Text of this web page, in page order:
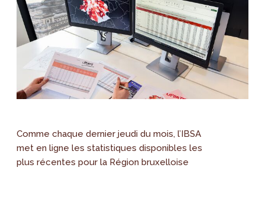
Comme chaque dernier jeudi du mois, l’IBSA
met en ligne les statistiques disponibles les
plus récentes pour la Région bruxelloise